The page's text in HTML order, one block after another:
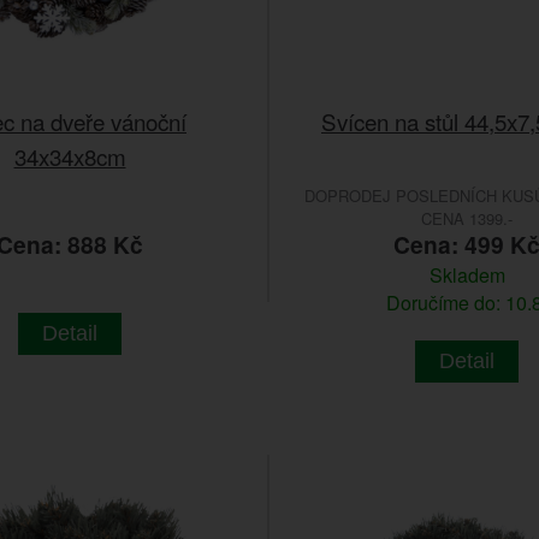
na dveře vánoční
34x34x8cm
888 Kč
Detail
Svícen na stůl
DOPRODEJ POSLEDNÍCH
CENA 1399.-
Cena: 499 Kč
Skladem
Doručíme do:
Detail